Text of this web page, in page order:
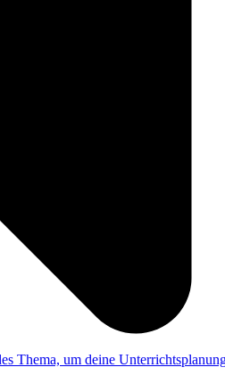
Thema, um deine